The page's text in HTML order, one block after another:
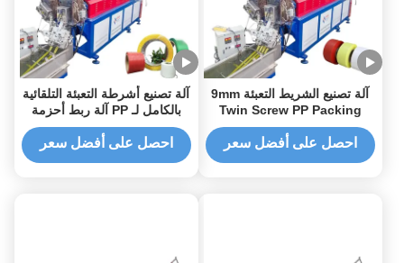
آلة تصنيع الشريط التعبئة 9mm
Twin Screw PP Packing
Strap
احصل على أفضل سعر
آلة تصنيع أشرطة التعبئة التلقائية
بالكامل لـ PP آلة ربط أحزمة
PP مزدوجة
احصل على أفضل سعر